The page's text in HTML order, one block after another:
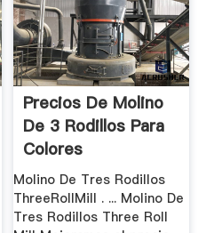
Precios De Molino
De 3 Rodillos Para
Colores
Molino De Tres Rodillos
ThreeRollMill . ... Molino De
Tres Rodillos Three Roll